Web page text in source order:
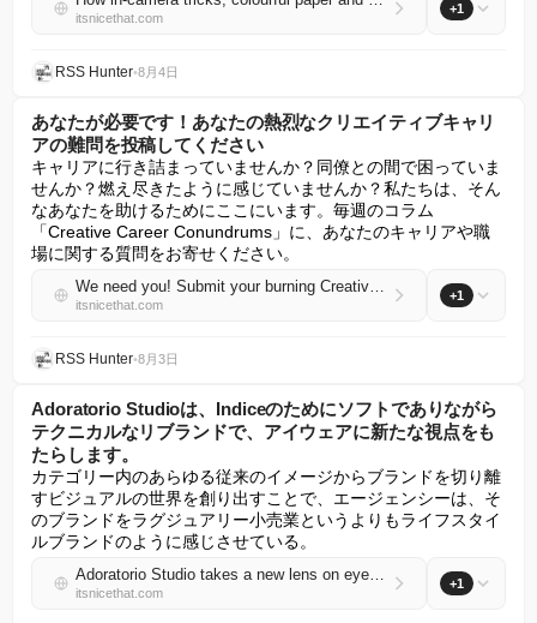
itsnicethat.com
+1
RSS Hunter•8月4日
あなたが必要です！あなたの熱烈なクリエイティブキャリ
アの難問を投稿してください
キャリアに行き詰まっていませんか？同僚との間で困っていま
せんか？燃え尽きたように感じていませんか？私たちは、そん
なあなたを助けるためにここにいます。毎週のコラム
「Creative Career Conundrums」に、あなたのキャリアや職
場に関する質問をお寄せください。
We need you! Submit your burning Creative Career Conundrums
itsnicethat.com
+1
RSS Hunter•8月3日
Adoratorio Studioは、Indiceのためにソフトでありながら
テクニカルなリブランドで、アイウェアに新たな視点をも
たらします。
カテゴリー内のあらゆる従来のイメージからブランドを切り離
すビジュアルの世界を創り出すことで、エージェンシーは、そ
のブランドをラグジュアリー小売業というよりもライフスタイ
ルブランドのように感じさせている。
Adoratorio Studio takes a new lens on eyewear with a soft but technical rebrand for Indice
itsnicethat.com
+1